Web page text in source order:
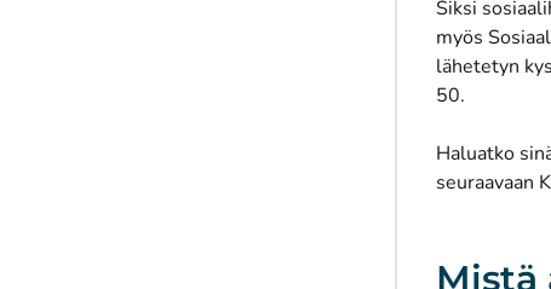
Siksi
myös
lähetetyn
50.
Haluatko
seuraavaan
Mistä